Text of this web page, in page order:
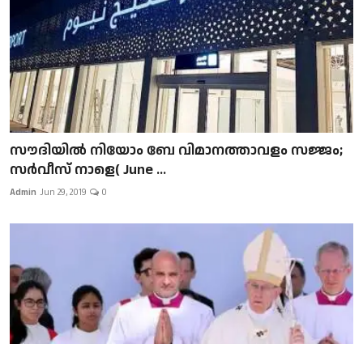
സൗദിയിൽ നിയോം ബേ വിമാനത്താവളം സജ്ജം;
സർവീസ് നാളെ( June ...
Admin Jun 29, 2019 0